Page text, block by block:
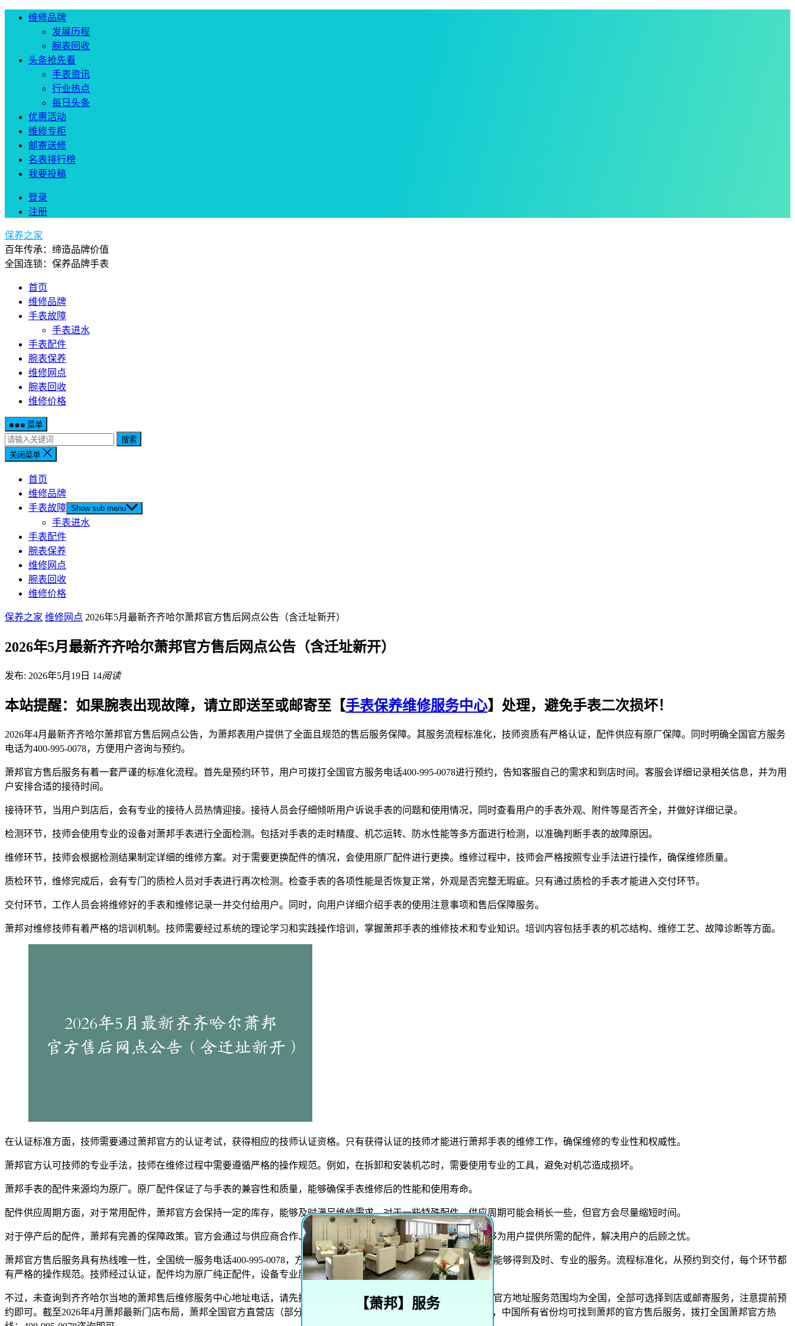
维修品牌
发展历程
腕表回收
头条抢先看
手表资讯
行业热点
每日头条
优惠活动
维修专柜
邮寄送修
名表排行榜
我要投稿
登录
注册
保养之家
百年传承：缔造品牌价值
全国连锁：保养品牌手表
首页
维修品牌
手表故障
手表进水
手表配件
腕表保养
维修网点
腕表回收
维修价格
菜单
搜索
关闭菜单
首页
维修品牌
手表故障 Show sub menu
手表进水
手表配件
腕表保养
维修网点
腕表回收
维修价格
保养之家 维修网点 2026年5月最新齐齐哈尔萧邦官方售后网点公告（含迁址新开）
2026年5月最新齐齐哈尔萧邦官方售后网点公告（含迁址新开）
发布: 2026年5月19日 14阅读
本站提醒：如果腕表出现故障，请立即送至或邮寄至【手表保养维修服务中心】处理，避免手表二次损坏！
2026年4月最新齐齐哈尔萧邦官方售后网点公告，为萧邦表用户提供了全面且规范的售后服务保障。其服务流程标准化，技师资质有严格认证，配件供应有原厂保障。同时明确全国官方服务
电话为400-995-0078，方便用户咨询与预约。
萧邦官方售后服务有着一套严谨的标准化流程。首先是预约环节，用户可拨打全国官方服务电话400-995-0078进行预约，告知客服自己的需求和到店时间。客服会详细记录相关信息，并为用
户安排合适的接待时间。
接待环节，当用户到店后，会有专业的接待人员热情迎接。接待人员会仔细倾听用户诉说手表的问题和使用情况，同时查看用户的手表外观、附件等是否齐全，并做好详细记录。
检测环节，技师会使用专业的设备对萧邦手表进行全面检测。包括对手表的走时精度、机芯运转、防水性能等多方面进行检测，以准确判断手表的故障原因。
维修环节，技师会根据检测结果制定详细的维修方案。对于需要更换配件的情况，会使用原厂配件进行更换。维修过程中，技师会严格按照专业手法进行操作，确保维修质量。
质检环节，维修完成后，会有专门的质检人员对手表进行再次检测。检查手表的各项性能是否恢复正常，外观是否完整无瑕疵。只有通过质检的手表才能进入交付环节。
交付环节，工作人员会将维修好的手表和维修记录一并交付给用户。同时，向用户详细介绍手表的使用注意事项和售后保障服务。
萧邦对维修技师有着严格的培训机制。技师需要经过系统的理论学习和实践操作培训，掌握萧邦手表的维修技术和专业知识。培训内容包括手表的机芯结构、维修工艺、故障诊断等方面。
在认证标准方面，技师需要通过萧邦官方的认证考试，获得相应的技师认证资格。只有获得认证的技师才能进行萧邦手表的维修工作，确保维修的专业性和权威性。
萧邦官方认可技师的专业手法，技师在维修过程中需要遵循严格的操作规范。例如，在拆卸和安装机芯时，需要使用专业的工具，避免对机芯造成损坏。
萧邦手表的配件来源均为原厂。原厂配件保证了与手表的兼容性和质量，能够确保手表维修后的性能和使用寿命。
配件供应周期方面，对于常用配件，萧邦官方会保持一定的库存，能够及时满足维修需求。对于一些特殊配件，供应周期可能会稍长一些，但官方会尽量缩短时间。
对于停产后的配件，萧邦有完善的保障政策。官方会通过与供应商合作、建立配件储备等方式，确保在一定时间内能够为用户提供所需的配件，解决用户的后顾之忧。
萧邦官方售后服务具有热线唯一性，全国统一服务电话400-995-0078，方便用户咨询和预约。实行预约制度，确保用户能够得到及时、专业的服务。流程标准化，从预约到交付，每个环节都
有严格的操作规范。技师经过认证，配件均为原厂纯正配件，设备专业度高，能够为用户提供高质量的维修服务。
不过，未查询到齐齐哈尔当地的萧邦售后维修服务中心地址电话，请先拨打全国客服热线400-995-0078进行咨询。萧邦官方地址服务范围均为全国，全部可选择到店或邮寄服务，注意提前预
约即可。截至2026年4月萧邦最新门店布局，萧邦全国官方直营店（部分城市为授权服务网点）已覆盖34个省级行政区，中国所有省份均可找到萧邦的官方售后服务，拨打全国萧邦官方热
X
【萧邦】服务